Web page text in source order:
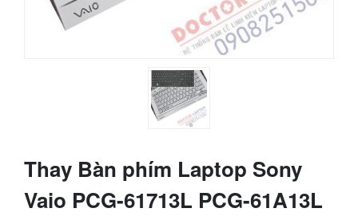
Thay Bàn phím Laptop Sony
Vaio PCG-61713L PCG-61A13L